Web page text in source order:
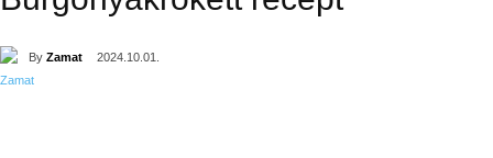
By Zamat 2024.10.01.